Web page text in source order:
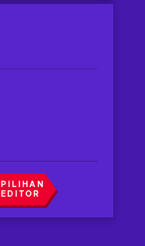
PILIHAN
EDITOR